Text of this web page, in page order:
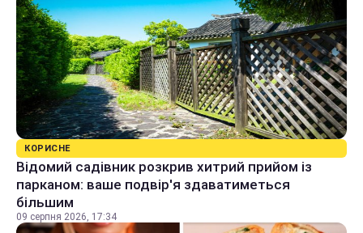
КОРИСНЕ
Відомий садівник розкрив хитрий прийом із
парканом: ваше подвір'я здаватиметься
більшим
09 серпня 2026, 17:34